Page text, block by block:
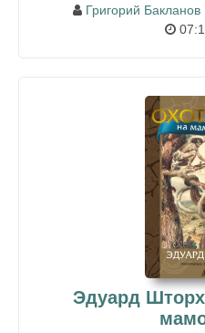
Григорий Бакланов
Эдуард